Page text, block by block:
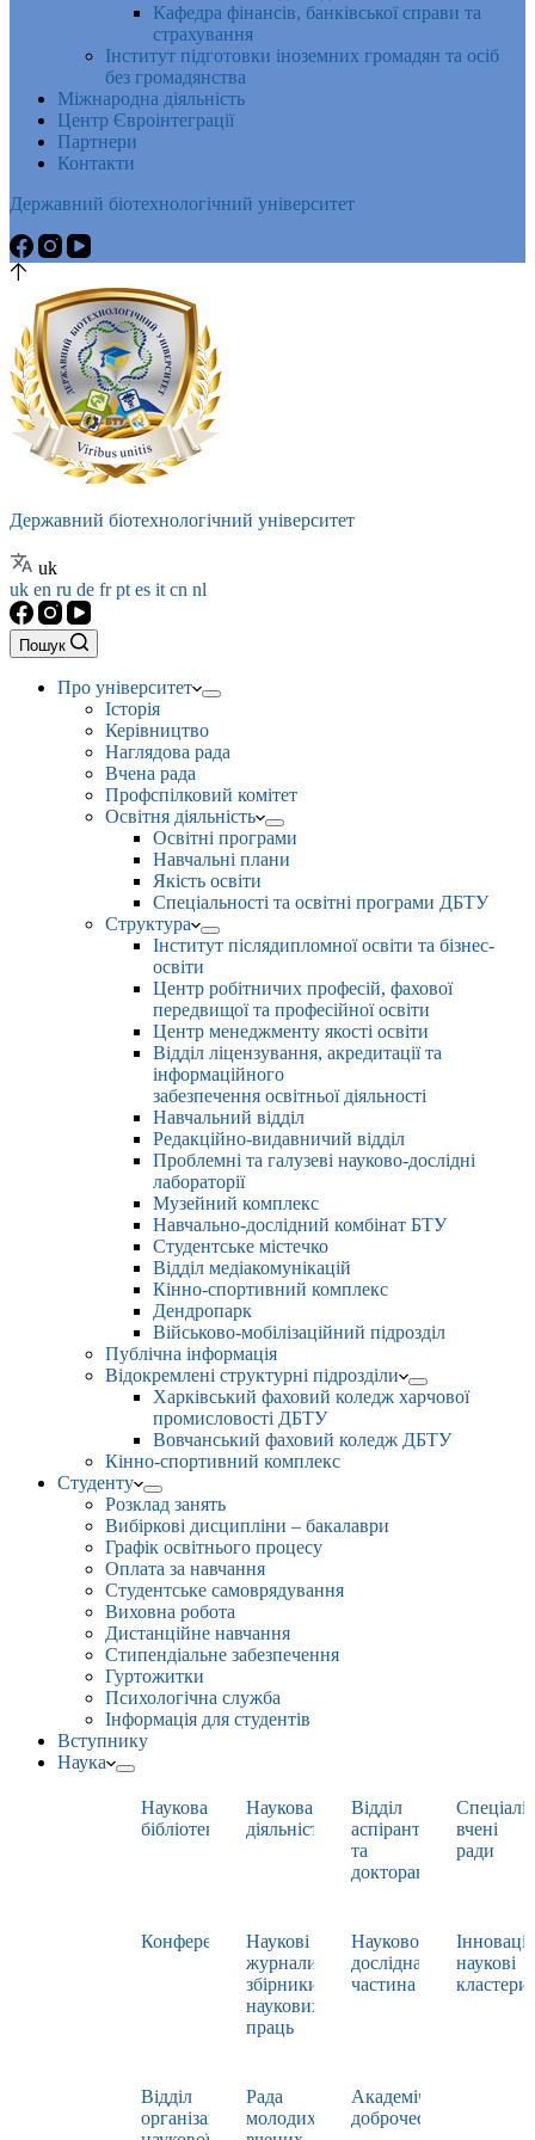
Кафедра фінансів, банківської справи та
страхування
Інститут підготовки іноземних громадян та осіб
без громадянства
Міжнародна діяльність
Центр Євроінтеграції
Партнери
Контакти
Державний біотехнологічний університет
Державний біотехнологічний університет
uk
uk en ru de frpt es it cn nl
Пошук
Про університет
Історія
Керівництво
Наглядова рада
Вчена рада
Профспілковий комітет
Освітня діяльність
Освітні програми
Навчальні плани
Якість освіти
Спеціальності та освітні програми ДБТУ
Структура
Інститут післядипломної освіти та бізнес-
освіти
Центр робітничих професій, фахової
передвищої та професійної освіти
Центр менеджменту якості освіти
Відділ ліцензування, акредитації та
інформаційного
забезпечення освітньої діяльності
Навчальний відділ
Редакційно-видавничий відділ
Проблемні та галузеві науково-дослідні
лабораторії
Музейний комплекс
Навчально-дослідний комбінат БТУ
Студентське містечко
Відділ медіакомунікацій
Кінно-спортивний комплекс
Дендропарк
Військово-мобілізаційний підрозділ
Публічна інформація
Відокремлені структурні підрозділи
Харківський фаховий коледж харчової
промисловості ДБТУ
Вовчанський фаховий коледж ДБТУ
Кінно-спортивний комплекс
Студенту
Розклад занять
Вибіркові дисципліни – бакалаври
Графік освітнього процесу
Оплата за навчання
Студентське самоврядування
Виховна робота
Дистанційне навчання
Стипендіальне забезпечення
Гуртожитки
Психологічна служба
Інформація для студентів
Вступнику
Наука
Наукова
бібліотека
Наукова
діяльність
Відділ
аспірантури
та
докторантури
вчені
ради
Конференції
Наукові
журнали,
збірники
наукових
праць
Науково-
дослідна
частина
наукові
кластери
Відділ
організації
Рада
молодих
Академічна
доброчесність